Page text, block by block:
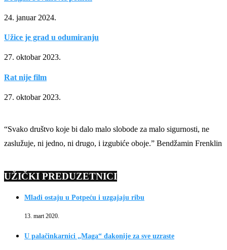
24. januar 2024.
Užice je grad u odumiranju
27. oktobar 2023.
Rat nije film
27. oktobar 2023.
“Svako društvo koje bi dalo malo slobode za malo sigurnosti, ne
zaslužuje, ni jedno, ni drugo, i izgubiće oboje.” Bendžamin Frenklin
UŽIČKI PREDUZETNICI
Mladi ostaju u Potpeću i uzgajaju ribu
13. mart 2020.
U palačinkarnici „Maga“ đakonije za sve uzraste